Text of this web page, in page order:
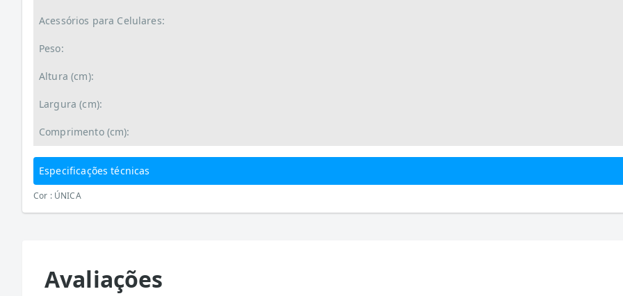
Acessórios para Celulares:
Peso:
Altura (cm):
Largura (cm):
Comprimento (cm):
Especificações técnicas
Cor : ÚNICA
Avaliações